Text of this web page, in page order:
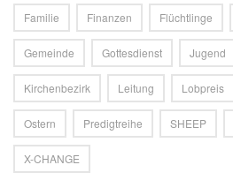
Familie Finanzen Flüchtlinge
Gemeinde Gottesdienst Jugend
Kirchenbezirk Leitung Lobpreis
Ostern Predigtreihe SHEEP
X-CHANGE